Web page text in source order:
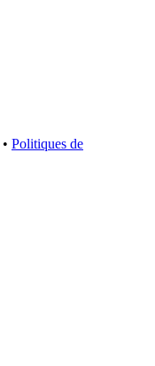
• Politiques de